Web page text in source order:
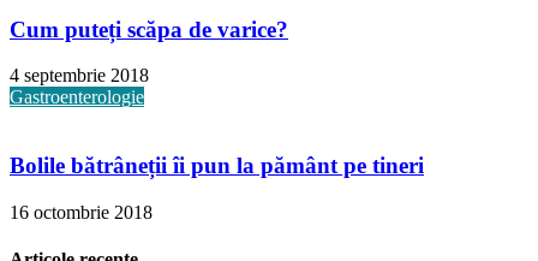
Cum puteți scăpa de varice?
4 septembrie 2018
Gastroenterologie
Bolile bătrâneții îi pun la pământ pe tineri
16 octombrie 2018